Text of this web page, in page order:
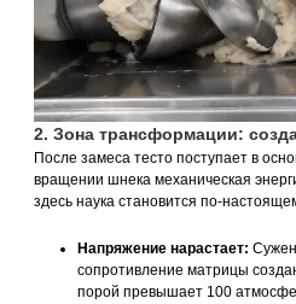
2. Зона трансформации:
После замеса тесто поступает в
вращении шнека механическая
здесь наука становится по-
Напряжение нарастает:
сопротивление матрицы
порой превышает 100